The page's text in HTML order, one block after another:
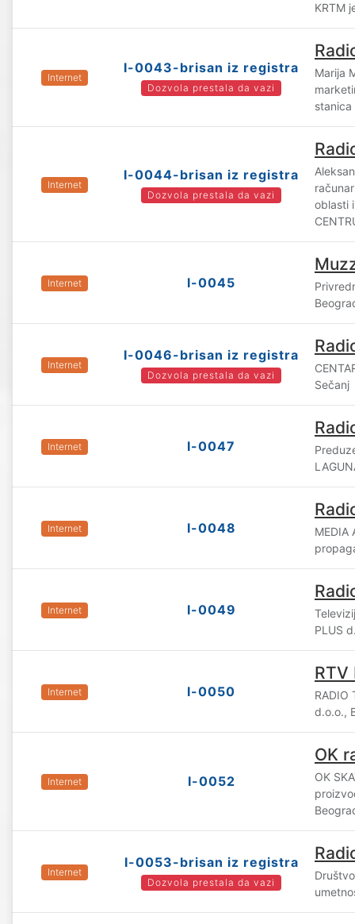
KRTM
Internet
I-0043-brisan iz registra
Dozvola prestala da vazi
Marija
stanica
Internet
I-0044-brisan iz registra
Dozvola prestala da vazi
oblasti
Internet I-0045
Internet
I-0046-brisan iz registra
Dozvola prestala da vazi
Sečanj
Internet I-0047
Internet I-0048
MEDIA
Internet I-0049
PLUS
Internet I-0050
RTV
RADIO
d.o.o.,
Internet I-0052
OK
OK
Internet
I-0053-brisan iz registra
Dozvola prestala da vazi